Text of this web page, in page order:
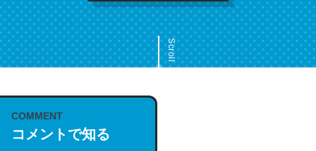
Scroll
COMMENT
コメントで知る
これは名文。彼はとてもクレバーなんだろうなと凄く思
う。英語少しでも読める人は原文もお勧め。自分はこの流